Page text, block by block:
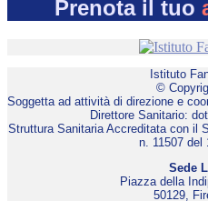
Prenota il tuo
Istituto
©
Soggetta ad attività di direzione e
Direttore Sanitario:
Struttura Sanitaria Accreditata con il
n. 11507 del
Sede
Piazza della
50129,